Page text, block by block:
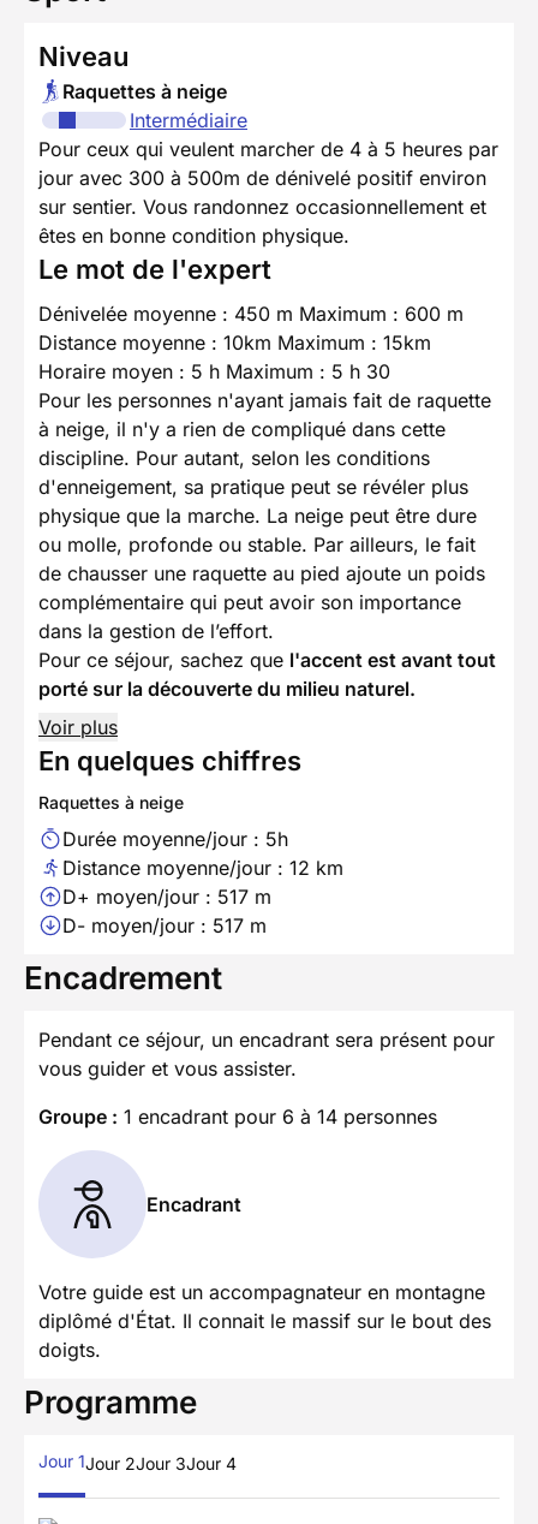
Niveau
Raquettes à neige
Intermédiaire
Pour ceux qui veulent marcher de 4 à 5 heures par
jour avec 300 à 500m de dénivelé positif environ
sur sentier. Vous randonnez occasionnellement et
êtes en bonne condition physique.
Le mot de l'expert
Dénivelée moyenne : 450 m Maximum : 600 m
Distance moyenne : 10km Maximum : 15km
Horaire moyen : 5 h Maximum : 5 h 30
Pour les personnes n'ayant jamais fait de raquette
à neige, il n'y a rien de compliqué dans cette
discipline. Pour autant, selon les conditions
d'enneigement, sa pratique peut se révéler plus
physique que la marche. La neige peut être dure
ou molle, profonde ou stable. Par ailleurs, le fait
de chausser une raquette au pied ajoute un poids
complémentaire qui peut avoir son importance
dans la gestion de l’effort.
Pour ce séjour, sachez que l'accent est avant tout
porté sur la découverte du milieu naturel.
Voir plus
En quelques chiffres
Raquettes à neige
Durée moyenne/jour : 5h
Distance moyenne/jour : 12 km
D+ moyen/jour : 517 m
D- moyen/jour : 517 m
Encadrement
Pendant ce séjour, un encadrant sera présent pour
vous guider et vous assister.
Groupe : 1 encadrant pour 6 à 14 personnes
Encadrant
Votre guide est un accompagnateur en montagne
diplômé d'État. Il connait le massif sur le bout des
doigts.
Programme
Jour 1Jour 2Jour 3Jour 4